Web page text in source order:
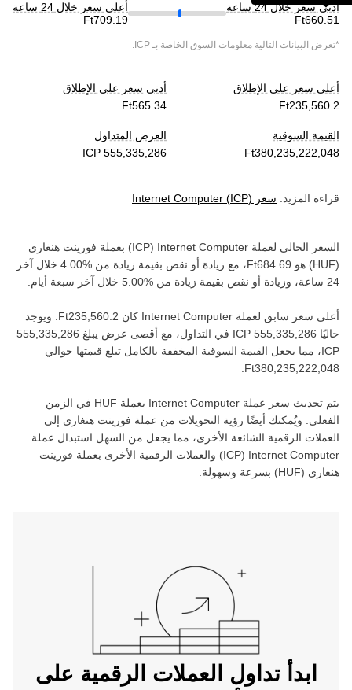
أدنى سعر خلال 24 ساعة
أعلى سعر خلال 24 ساعة
*تعرض البيانات التالية معلومات السوق الخاصة بـ ICP
.
أعلى سعر على الإطلاق
أدنى سعر على الإطلاق
القيمة السوقية
العرض المتداول
قراءة المزيد: سعر Internet Computer (ICP)
السعر الحالي لعملة ‏ Internet Computer
(‏
ICP) بعملة ‏ فورينت هنغاري
(‏
HUF) هو ‏ ، مع زيادة أو نقص بقيمة ‏ زيادة من ‏
خلال آخر
24 ساعة، وزيادة أو نقص بقيمة ‏
زيادة من ‏ خلال آخر سبعة أيام.
أعلى سعر سابق لعملة ‏ Internet Computer كان ‏
. ويوجد
حاليًا ‏
في التداول، مع أقصى عرض يبلغ ‏
ICP‏، مما يجعل القيمة السوقية المخففة بالكامل تبلغ قيمتها حوالي
يتم تحديث سعر عملة ‏ Internet Computer بعملة ‏ HUF في الزمن
الفعلي. ويُمكنك أيضًا رؤية التحويلات من عملة ‏ فورينت هنغاري إلى
العملات الرقمية الشائعة الأخرى، مما يجعل من السهل استبدال عملة
Internet Computer
(‏
ICP) والعملات الرقمية الأخرى بعملة ‏ فورينت
هنغاري (‏
HUF) بسرعة وسهولة.
ابدأ تداول العملات الرقمية على